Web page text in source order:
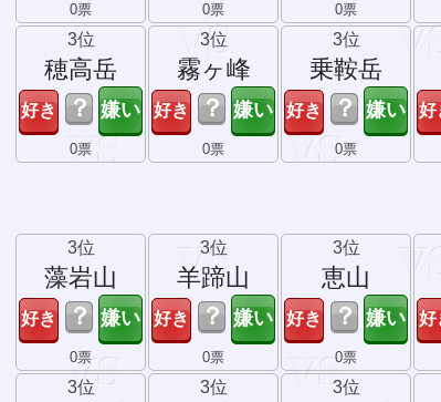
0票 0票 0票
3位
穂高岳
？
0票
3位
霧ヶ峰
？
0票
3位
乗鞍岳
？
0票
3位
藻岩山
？
0票
3位
羊蹄山
？
0票
3位
恵山
？
0票
3位 3位 3位